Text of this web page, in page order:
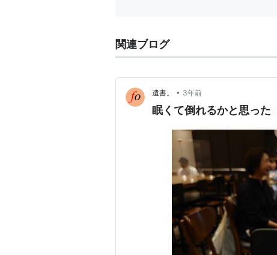
関連ブログ
遺書。 • 3年前
眠くて倒れるかと思った